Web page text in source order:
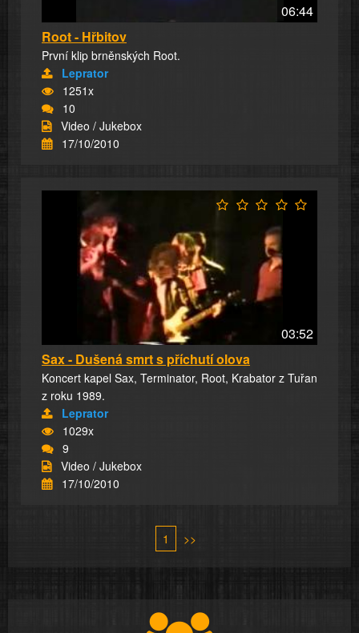
06:44
Root - Hřbitov
První klip brněnských Root.
Leprator
1251x
10
Video / Jukebox
17/10/2010
03:52
Sax - Dušená smrt s příchutí olova
Koncert kapel Sax, Terminator, Root, Krabator z Tuřan
z roku 1989.
Leprator
1029x
9
Video / Jukebox
17/10/2010
1 >>